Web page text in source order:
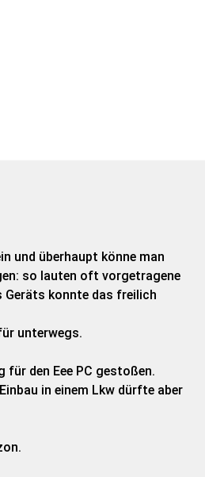
und überhaupt könne man
so lauten oft vorgetragene
Geräts konnte das freilich
unterwegs.
den Eee PC gestoßen.
in einem Lkw dürfte aber